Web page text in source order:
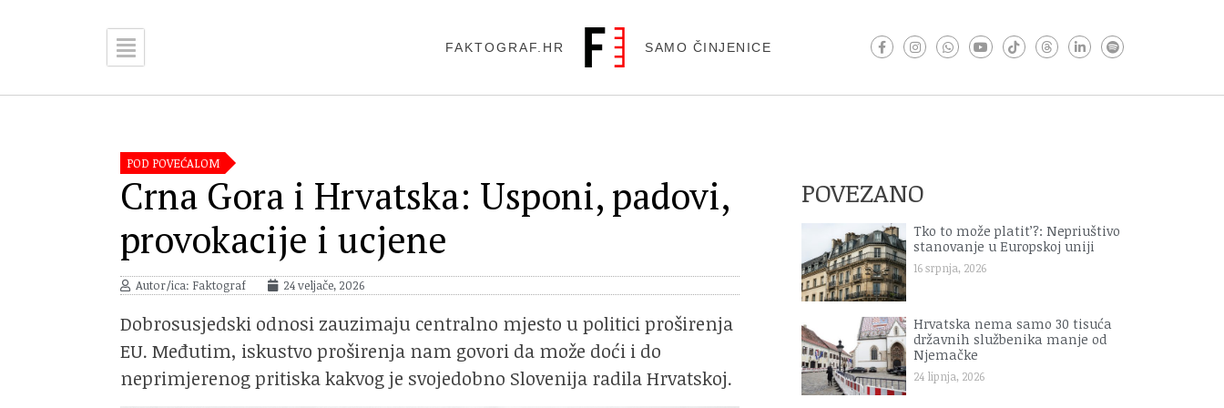
FAKTOGRAF.HR SAMO ČINJENICE
POD POVEĆALOM
Crna Gora i Hrvatska: Usponi, padovi,
provokacije i ucjene
Autor/ica: Faktograf 24 veljače, 2026
Dobrosusjedski odnosi zauzimaju centralno mjesto u politici proširenja
EU. Međutim, iskustvo proširenja nam govori da može doći i do
neprimjerenog pritiska kakvog je svojedobno Slovenija radila Hrvatskoj.
POVEZANO
Tko to može platit’?: Nepriuštivo
stanovanje u Europskoj uniji
16 srpnja, 2026
Hrvatska nema samo 30 tisuća
državnih službenika manje od
Njemačke
24 lipnja, 2026